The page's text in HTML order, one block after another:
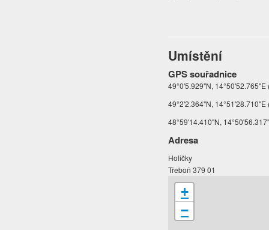
Umístění
GPS souřadnice
49°0'5.929"N,
49°2'2.364"N,
48°59'14.410"N,
Adresa
Holičky
Třeboň 379 01
+
−